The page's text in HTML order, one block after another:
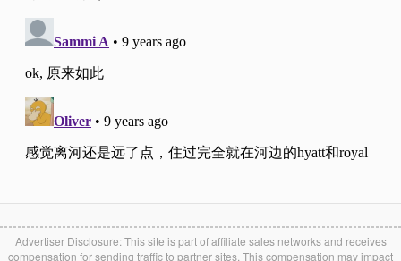
Advertiser Disclosure: This site is part of affiliate sales networks and receives
compensation for sending traffic to partner sites. This compensation may impact